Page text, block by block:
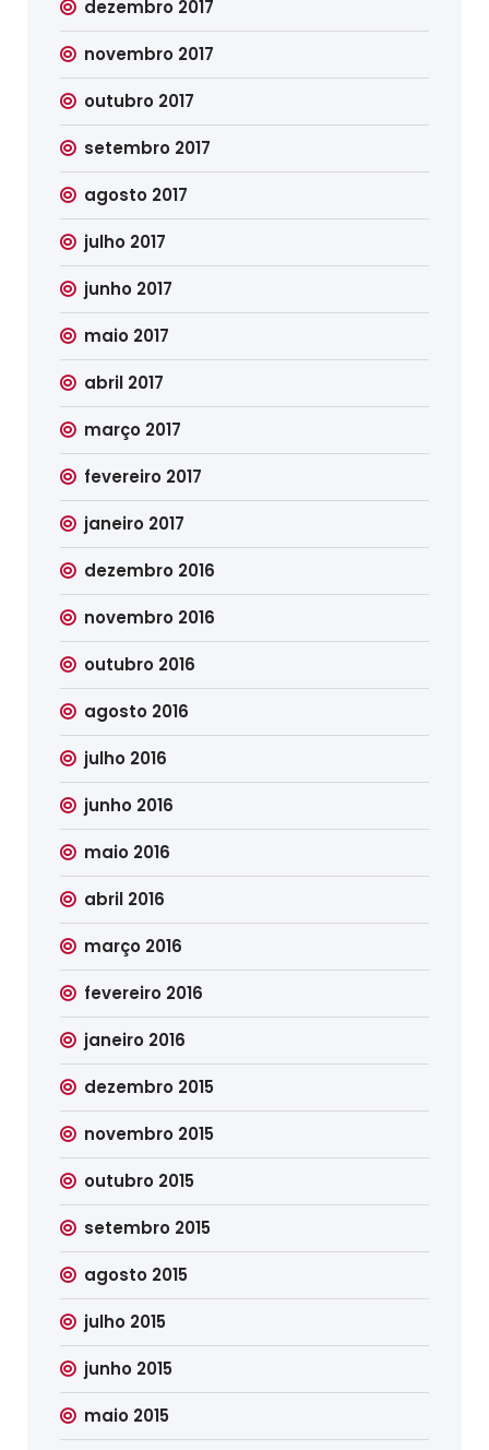
dezembro 2017
novembro 2017
outubro 2017
setembro 2017
agosto 2017
julho 2017
junho 2017
maio 2017
abril 2017
março 2017
fevereiro 2017
janeiro 2017
dezembro 2016
novembro 2016
outubro 2016
agosto 2016
julho 2016
junho 2016
maio 2016
abril 2016
março 2016
fevereiro 2016
janeiro 2016
dezembro 2015
novembro 2015
outubro 2015
setembro 2015
agosto 2015
julho 2015
junho 2015
maio 2015